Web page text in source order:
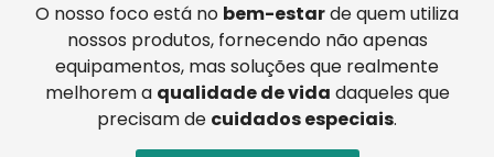
O nosso foco está no bem-estarde quem utiliza
nossos produtos, fornecendo não apenas
equipamentos, mas soluções que realmente
melhorem a qualidade de vida daqueles que
precisam de cuidados especiais.